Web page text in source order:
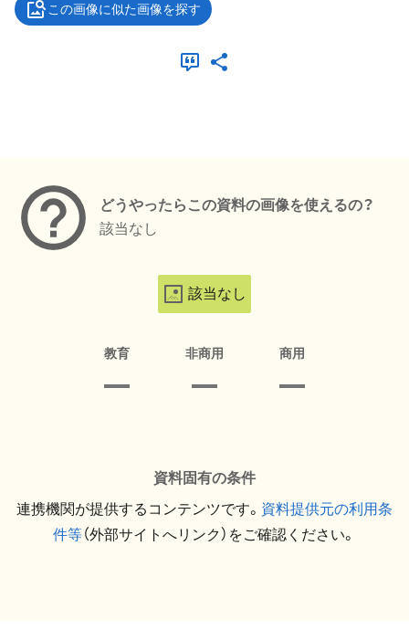
この画像に似た画像を探す
どうやったらこの資料の画像を使えるの？
該当なし
該当なし
教育 非商用 商用
資料固有の条件
連携機関が提供するコンテンツです。 資料提供元の利用条
件等（外部サイトへリンク）をご確認ください。